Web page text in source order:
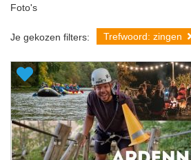
Foto's
Je gekozen filters: Trefwoord: zingen